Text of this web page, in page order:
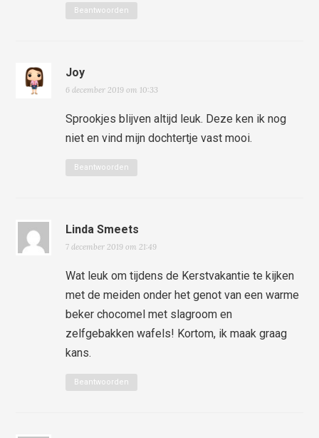
Beantwoorden
Joy
6 december 2019 om 10:33
Sprookjes blijven altijd leuk. Deze ken ik nog
niet en vind mijn dochtertje vast mooi.
Beantwoorden
Linda Smeets
7 december 2019 om 21:49
Wat leuk om tijdens de Kerstvakantie te kijken
met de meiden onder het genot van een warme
beker chocomel met slagroom en
zelfgebakken wafels! Kortom, ik maak graag
kans.
Beantwoorden